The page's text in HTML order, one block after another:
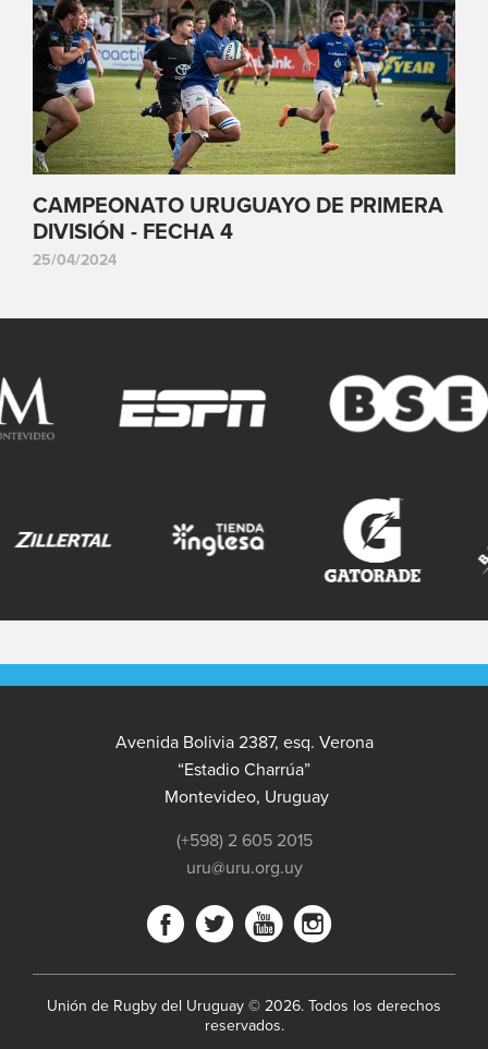
CAMPEONATO URUGUAYO DE PRIMERA
DIVISIÓN - FECHA 4
25/04/2024
Avenida Bolivia 2387, esq. Verona
“Estadio Charrúa”
Montevideo, Uruguay
(+598) 2 605 2015
uru@uru.org.uy
Unión de Rugby del Uruguay © 2026. Todos los derechos
reservados.